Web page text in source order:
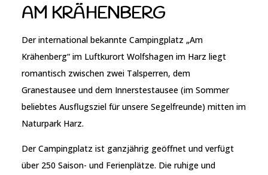
AM KRÄHENBERG
Der international bekannte Campingplatz „Am
Krähenberg“ im Luftkurort Wolfshagen im Harz liegt
romantisch zwischen zwei Talsperren, dem
Granestausee und dem Innerstestausee (im Sommer
beliebtes Ausflugsziel für unsere Segelfreunde) mitten im
Naturpark Harz.
Der Campingplatz ist ganzjährig geöffnet und verfügt
über 250 Saison- und Ferienplätze. Die ruhige und